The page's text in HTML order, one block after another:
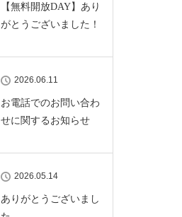
【無料開放DAY】あり
がとうございました！
2026.06.11
お電話でのお問い合わ
せに関するお知らせ
2026.05.14
ありがとうございまし